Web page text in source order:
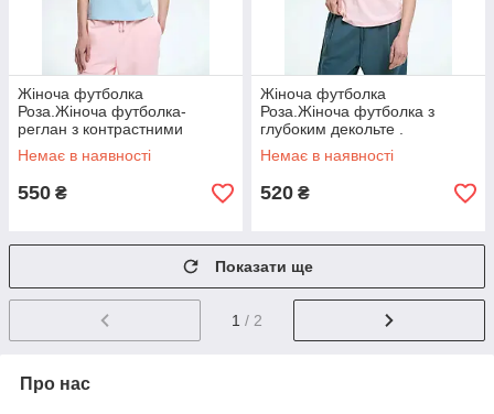
Жіноча футболка
Роза.Жіноча футболка-
реглан з контрастними
рукавами .
Немає в наявності
550 ₴
Жіноча футболка
Роза.Жіноча футболка з
глубоким декольте .
Немає в наявності
520 ₴
Показати ще
1 / 2
Про нас